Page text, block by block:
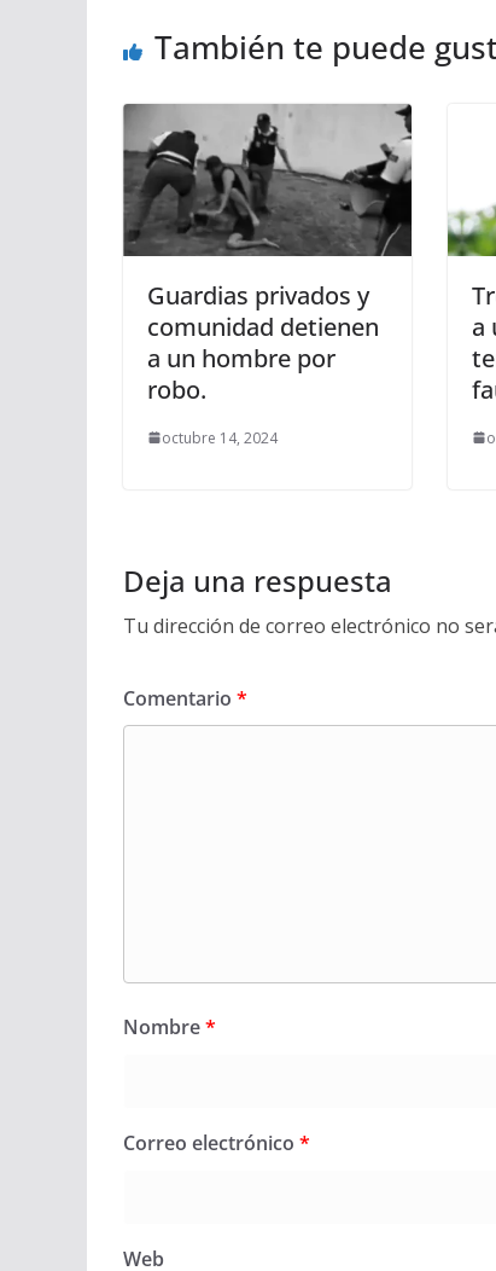
También te puede
Guardias privados y
comunidad detienen
a un hombre por
robo.
octubre 14, 2024
a
Deja una respuesta
Tu dirección de correo electrónico no
Comentario *
Nombre*
Correo electrónico *
Web